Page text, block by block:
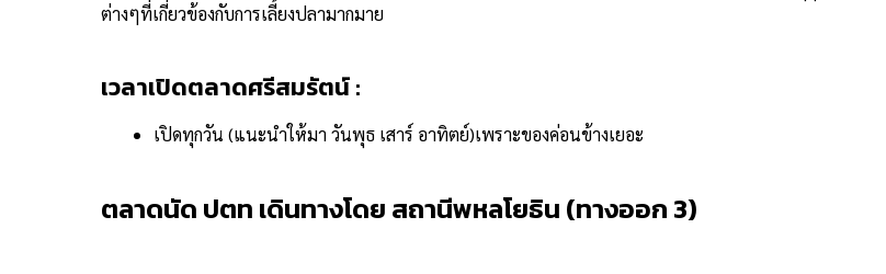
ต่างๆที่เกี่ยวข้องกับการเลี้ยงปลามากมาย
เวลาเปิดตลาดศรีสมรัตน์ :
เปิดทุกวัน (แนะนำให้มา วันพุธ เสาร์ อาทิตย์)เพราะของค่อนข้างเยอะ
ตลาดนัด ปตท เดินทางโดย สถานีพหลโยธิน (ทางออก 3)